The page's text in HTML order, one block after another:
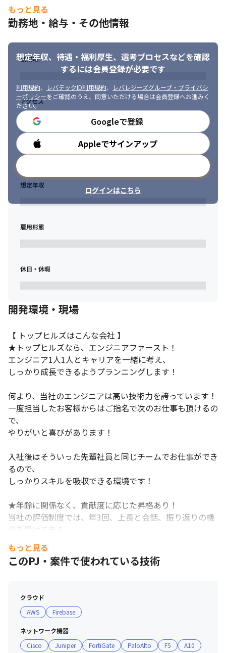
り、
同じ志を持つ経験者を仲間として迎えたいと考えています』
---------------------
もっと見る
勤務地・給与・その他情報
想定年収、待遇・福利厚生、 選考プロセスなどを確認
するには会員登録が必要です
利用規約、 レバテックID利用規約、
レバレジーズグループ・プライバシ
ーポリシーをご確認のうえ、同意いただける場合は会員登録へお進みく
ださい。
Googleで登録
Appleでサインアップ
ログインはこちら
勤務地
アクセス
勤務時間
想定年収
雇用形態
休日・休暇
開発環境・現場
【 トップヒルズはこんな会社 】
★トップヒルズなら、エンジニアファースト！
エンジニア1人1人とキャリアを一緒に考え、
しっかり成長できるようプランニングします！
何より、当社のエンジニアは高い技術力を誇っています！
一度担当したお客様からはご指名で次のお仕事も頂けるの
で、
やりがいと喜びがあります！
入社後はそういった先輩社員と同じチームでお仕事ができ
るので、
しっかりスキルを吸収できる環境です！
★年齢に関係なく、貢献度に応じた昇格あり！
当社の評価制度では、年3回、上長と会話、振り返りの機
会を設けてます。
貢献度に応じて、しっかり評価される仕組みです！
※入社2年目でリーダーへ昇格した実績や、3階級UPの昇
格実績あり
★ 社内イベントも充実！
部会・懇親会や勉強会などを定期開催しています！
また、それぞれの部署では社員同士のコミュニケーション
が細やかに取られています！
もし…今後悩みが出ても1人で抱えることなく、がっちり
もっと見る
このPJ・案件で使われている技術
クラウド
AWS
Firebase
ネットワーク機器
Cisco
Juniper FortiGate PaloAlto F5 A10